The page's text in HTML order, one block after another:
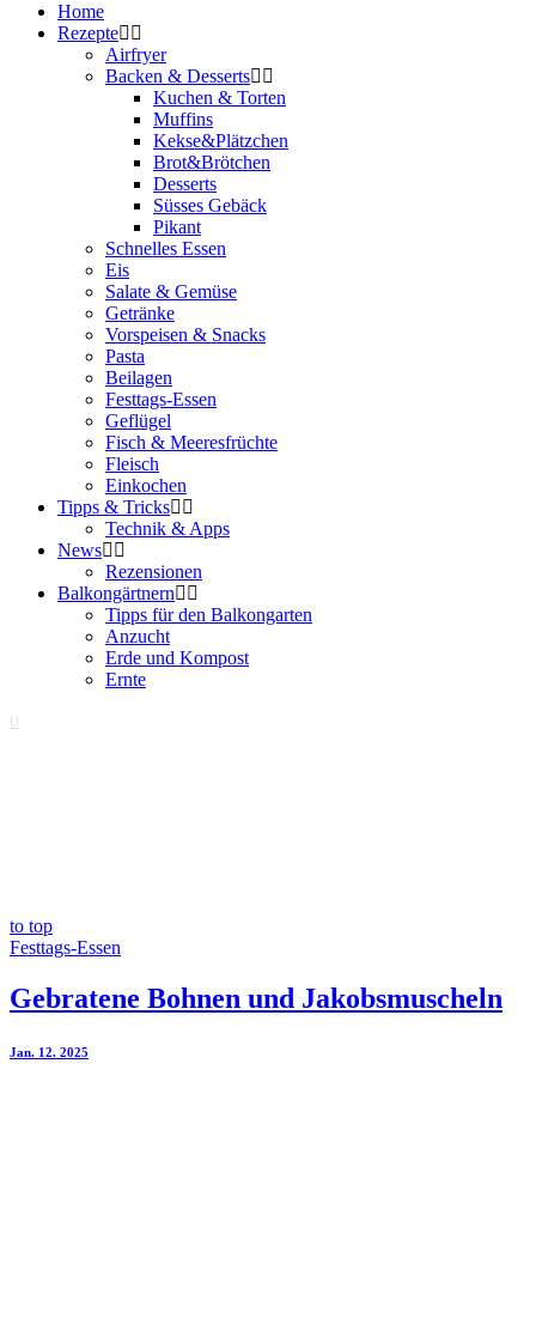
Home
Rezepte
Airfryer
Backen & Desserts
Kuchen & Torten
Muffins
Kekse&Plätzchen
Brot&Brötchen
Desserts
Süsses Gebäck
Pikant
Schnelles Essen
Eis
Salate & Gemüse
Getränke
Vorspeisen & Snacks
Pasta
Beilagen
Festtags-Essen
Geflügel
Fisch & Meeresfrüchte
Fleisch
Einkochen
Tipps & Tricks
Technik & Apps
News
Rezensionen
Balkongärtnern
Tipps für den Balkongarten
Anzucht
Erde und Kompost
Ernte
to top
Festtags-Essen
Gebratene Bohnen und Jakobsmuscheln
Jan. 12. 2025